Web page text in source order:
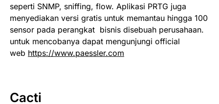
seperti SNMP, sniffing, flow. Aplikasi PRTG juga
menyediakan versi gratis untuk memantau hingga 100
sensor pada perangkat bisnis disebuah perusahaan.
untuk mencobanya dapat mengunjungi official
web https://www.paessler.com
Cacti